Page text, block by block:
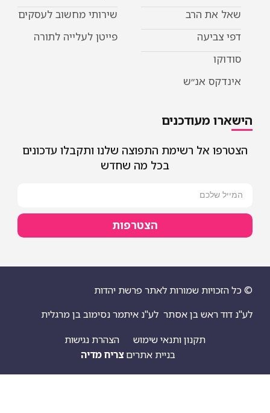
אנ״ש
שירותי מחשוב לעסקים
פייטן לעלייה לתורה
אל רשימת התפוצה שלנו ותקבלו עדכונים
בכל מה שחדש
שמורות לאתר פרשת יהדות
בן אסתר לע"נ איתמר נסימוב בן מרגלית
תקנון ותנאי שימוש
הצהרת נגישות
צריח מדיה